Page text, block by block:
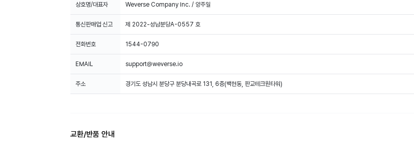
상호명/대표자 Weverse Company Inc. / 양주일
통신판매업 신고 제 2022-성남분당A-0557 호
전화번호 1544-0790
EMAIL support@weverse.io
주소 경기도 성남시 분당구 분당내곡로 131, 6층(백현동, 판교테크원타워)
교환/반품 안내